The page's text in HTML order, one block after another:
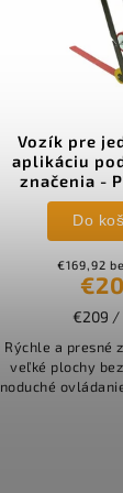
T-
Floor